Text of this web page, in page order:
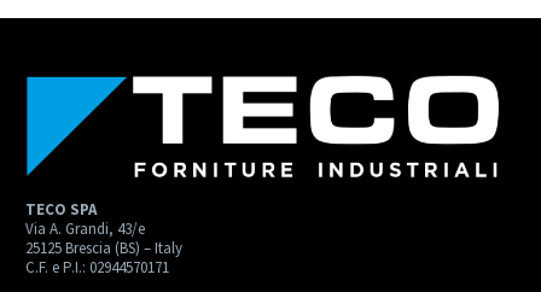
TECO SPA
Via A. Grandi, 43/e
25125 Brescia (BS) – Italy
C.F. e P.I.: 02944570171